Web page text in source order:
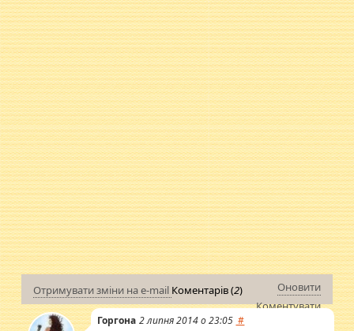
Отримувати зміни на e-mail Коментарів (2)
Оновити
Коментувати
Горгона 2 липня 2014 о 23:05 #